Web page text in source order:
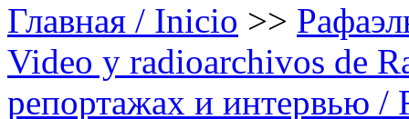
Главная / Inicio >>
Video y radioarchivos de
репортажах и интервью /